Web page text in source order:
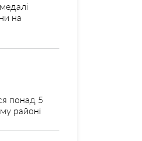
на
понад 5
районі